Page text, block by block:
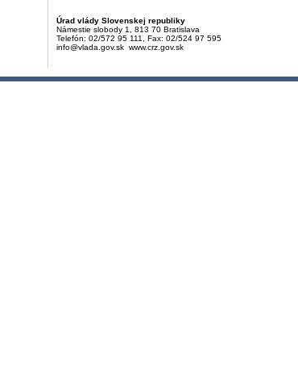
Úrad vlády Slovenskej republiky
Námestie slobody 1, 813 70 Bratislava
Telefón: 02/572 95 111, Fax: 02/524 97 595
info@vlada.gov.sk www.crz.gov.sk